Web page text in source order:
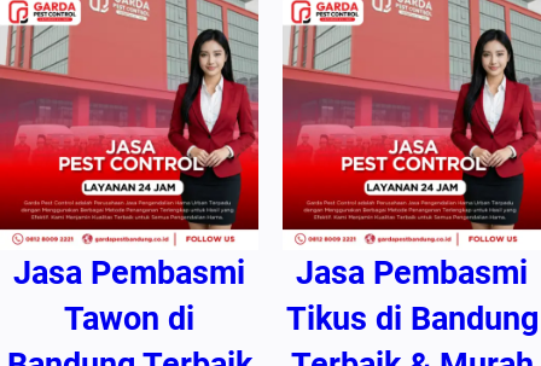
Jasa Pembasmi
Tawon di
Jasa Pembasmi
Tikus di Bandung